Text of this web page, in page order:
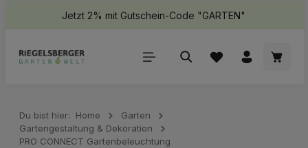
springenJetzt 2% mit Gutschein-Code "GARTEN"
Du bist hier: Home
Garten
Gartengestaltung & Dekoration
PRO CONNECT Gartenbeleuchtung